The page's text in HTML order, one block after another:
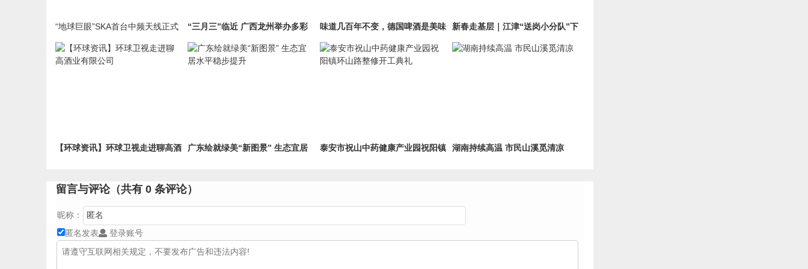
“地球巨眼”SKA首台中频天线正式
吊装
“三月三”临近 广西龙州举办多彩
民俗活动迎宾客
味道几百年不变，德国啤酒是美味
也是艺术
新春走基层｜江津“送岗小分队”下
乡记
【环球资讯】环球卫视走进聊高酒
广东绘就绿美“新图景” 生态宜居
泰安市祝山中药健康产业园祝阳镇
湖南持续高温 市民山溪觅清凉
留言与评论（共有 0 条评论）
昵称：
匿名发表
登录账号